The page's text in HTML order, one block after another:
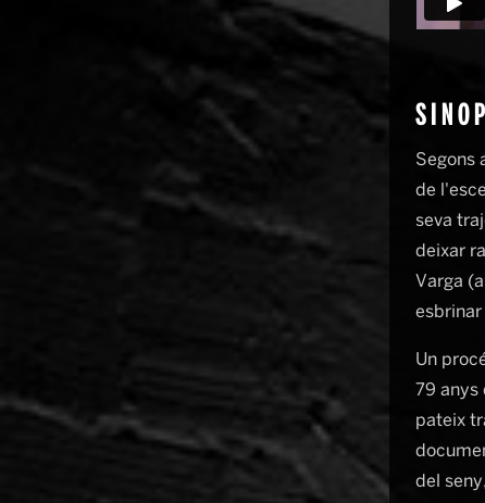
Segons
de
seva
deixar
Varga
esbrinar
Un
79 anys
pateix
del